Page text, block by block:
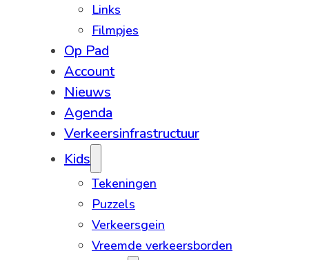
Links
Filmpjes
Op Pad
Account
Nieuws
Agenda
Verkeersinfrastructuur
Kids
Tekeningen
Puzzels
Verkeersgein
Vreemde verkeersborden